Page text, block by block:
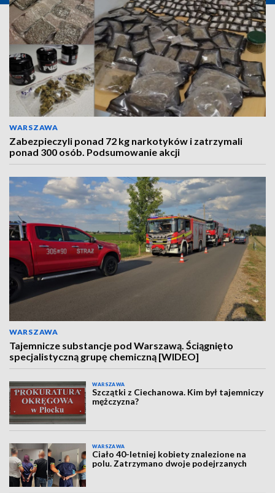
WARSZAWA
Zabezpieczyli ponad 72 kg narkotyków i zatrzymali
ponad 300 osób. Podsumowanie akcji
WARSZAWA
Tajemnicze substancje pod Warszawą. Ściągnięto
specjalistyczną grupę chemiczną [WIDEO]
WARSZAWA
Szczątki z Ciechanowa. Kim był tajemniczy
mężczyzna?
WARSZAWA
Ciało 40-letniej kobiety znalezione na
polu. Zatrzymano dwoje podejrzanych